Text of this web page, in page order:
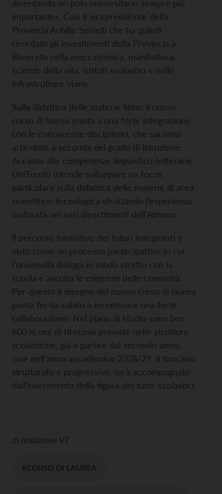
diventando un polo universitario sempre più
importante». Così il vicepresidente della
Provincia Achille Spinelli che ha quindi
ricordato gli investimenti della Provincia a
Rovereto nella meccatronica, manifattura,
scienze della vita, istituti scolastici e nelle
infrastrutture viarie.
Sulla didattica delle materie Stem il nuovo
corso di laurea punta a una forte integrazione
con le conoscenze disciplinari, che saranno
articolate a seconda del grado di istruzione.
Accanto alle competenze linguistico-letterarie
UniTrento intende sviluppare un focus
particolare sulla didattica delle materie di area
scientifico-tecnologica sfruttando l’esperienza
maturata nei vari dipartimenti dell’Ateneo.
Il percorso formativo dei futuri insegnanti è
visto come un processo partecipativo, in cui
l’università dialoga in modo stretto con la
scuola e ascolta le esigenze delle comunità.
Per questo il disegno del nuovo corso di laurea
punta fin da subito a incentivare una forte
collaborazione. Nel piano di studio sono ben
600 le ore di tirocinio previste nelle strutture
scolastiche, già a partire dal secondo anno,
cioè nell’anno accademico 2028/29. Il tirocinio,
strutturato e progressivo, sarà accompagnato
dall’inserimento della figura dei tutor scolastici.
di redazione VT
#CORSO DI LAUREA